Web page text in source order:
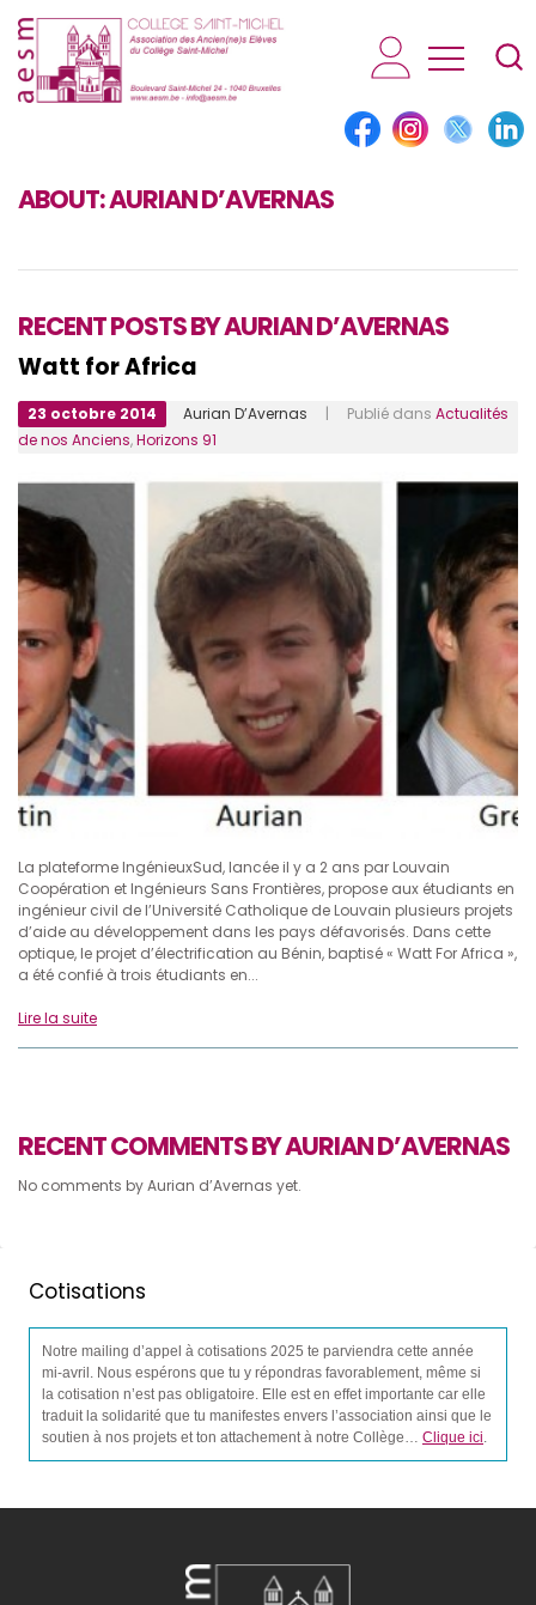
AESM...
ABOUT:AURIAN D’AVERNAS
RECENT POSTS BY AURIAN D’AVERNAS
Watt for Africa
23 octobre 2014 Aurian D’Avernas | Publié dans Actualités
de nos Anciens,Horizons 91
La plateforme IngénieuxSud, lancée il y a 2 ans par Louvain
Coopération et Ingénieurs Sans Frontières, propose aux étudiants en
ingénieur civil de l’Université Catholique de Louvain plusieurs projets
d’aide au développement dans les pays défavorisés. Dans cette
optique, le projet d’électrification au Bénin, baptisé « Watt For Africa »,
a été confié à trois étudiants en...
Lire la suite
RECENT COMMENTS BY AURIAN D’AVERNAS
No comments by Aurian d’Avernas yet.
Cotisations
Notre mailing d’appel à cotisations 2025 te parviendra cette année
mi-avril. Nous espérons que tu y répondras favorablement, même si
la cotisation n’est pas obligatoire. Elle est en effet importante car elle
traduit la solidarité que tu manifestes envers l’association ainsi que le
soutien à nos projets et ton attachement à notre Collège… Clique ici